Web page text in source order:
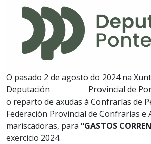
O pasado 2 de agosto do 2024 na
Deputación Provincial de
o reparto de axudas á Confrarías de
Federación Provincial de Confrarías e
mariscadoras, para “GASTOS
exercicio 2024.